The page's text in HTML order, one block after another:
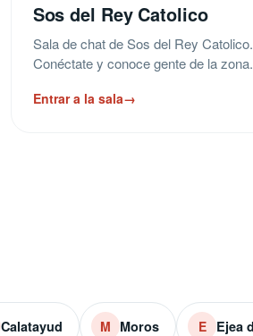
Sos del Rey Catolico
Sala de chat de Sos del Rey Catolico.
Conéctate y conoce gente de la zona.
Entrar a la sala→
Calatayud M Moros E Ejea